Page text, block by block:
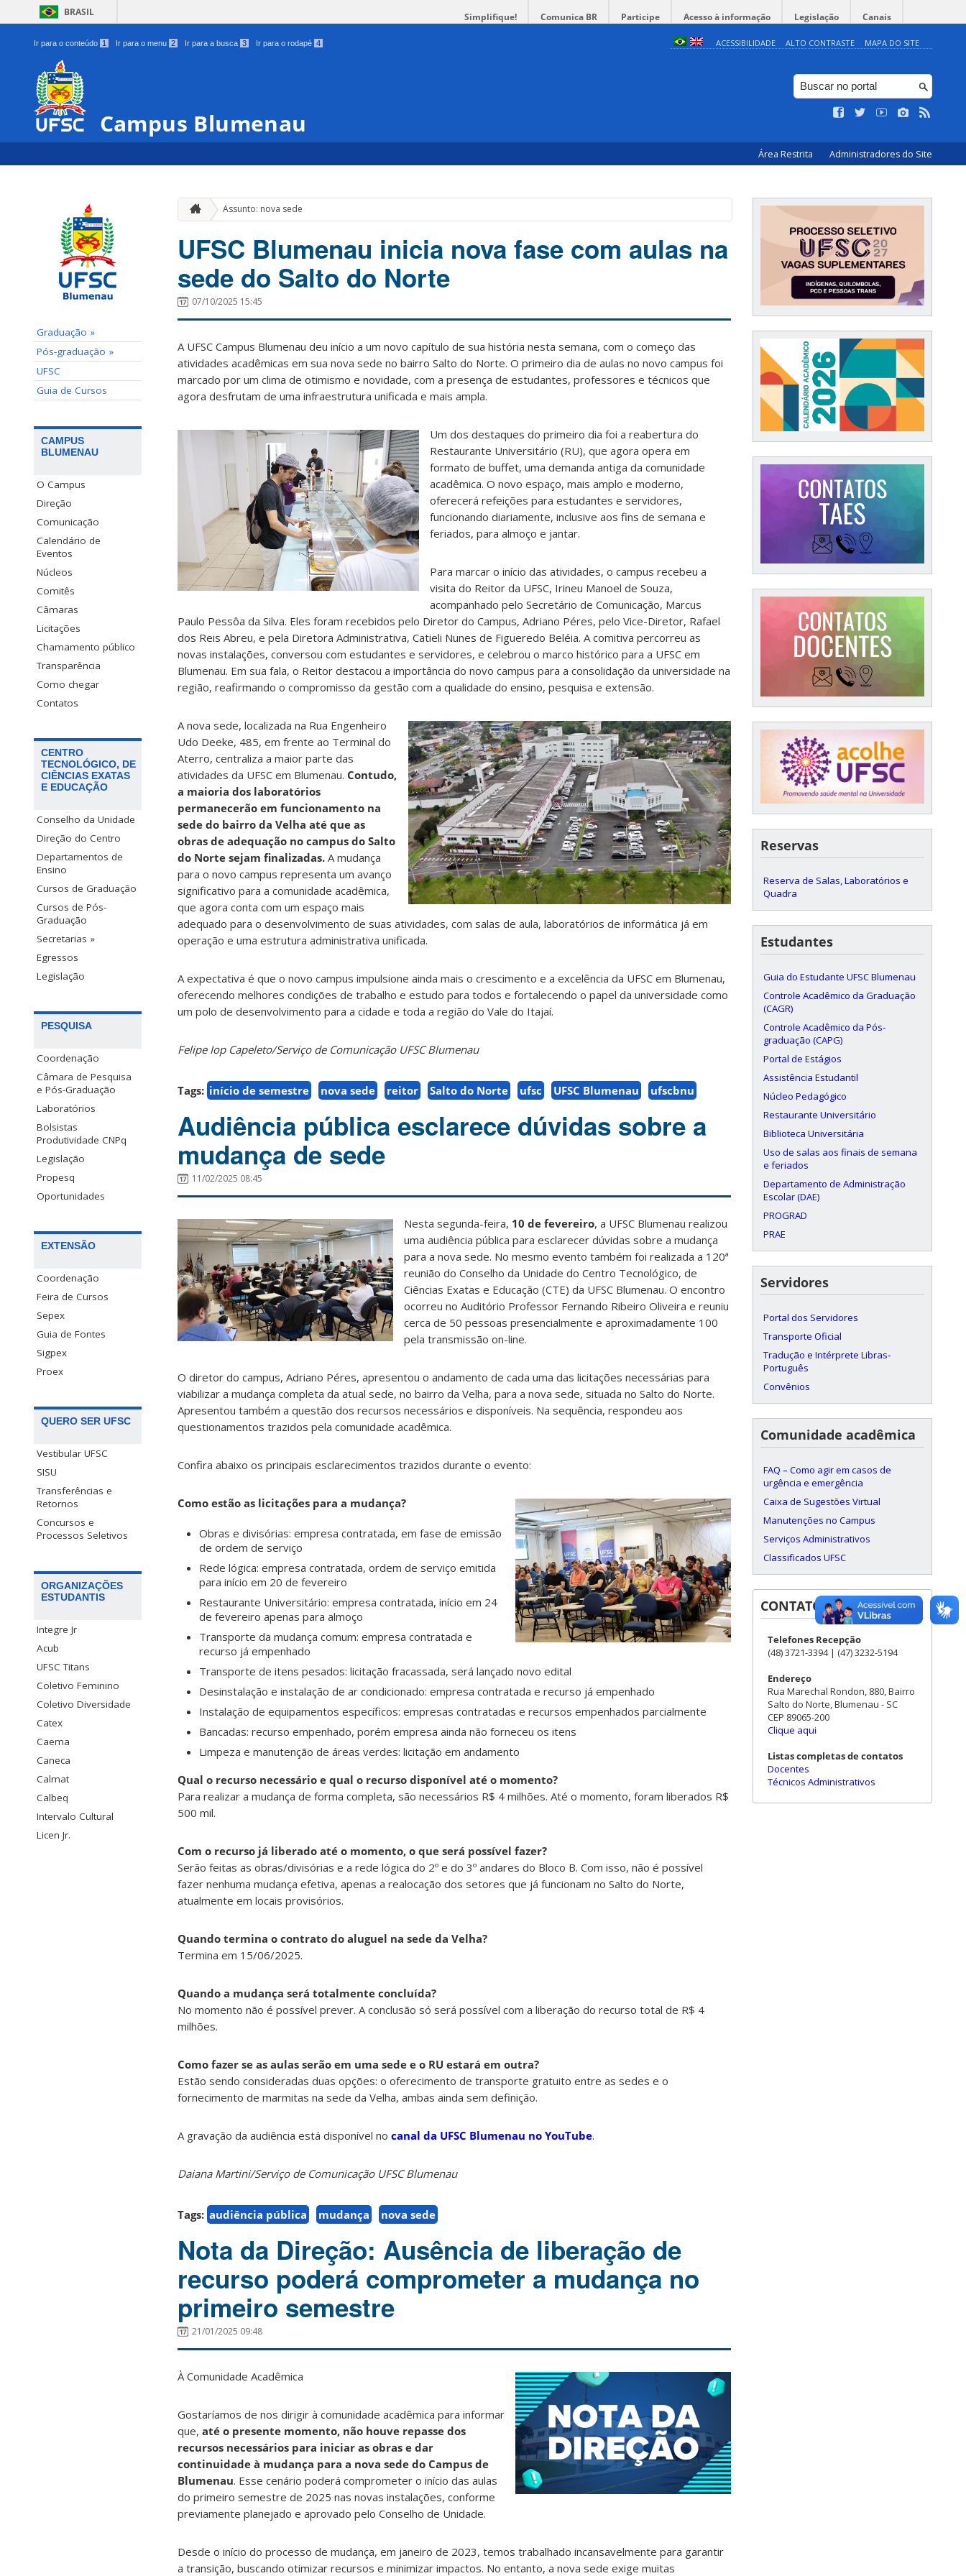
BRASIL Simplifique! Comunica BR Participe Acesso à informação Legislação Canais
Ir para o conteúdo 1 Ir para o menu 2 Ir para a busca 3 Ir para o rodapé 4 ACESSIBILIDADE ALTO CONTRASTE MAPA DO SITE
Campus Blumenau
Área Restrita Administradores do Site
Graduação »
Pós-graduação »
UFSC
Guia de Cursos
CAMPUS
BLUMENAU
O Campus
Direção
Comunicação
Calendário de
Eventos
Núcleos
Comitês
Câmaras
Licitações
Chamamento público
Transparência
Como chegar
Contatos
CENTRO
TECNOLÓGICO, DE
CIÊNCIAS EXATAS
E EDUCAÇÃO
Conselho da Unidade
Direção do Centro
Departamentos de
Ensino
Cursos de Graduação
Cursos de Pós-
Graduação
Secretarias »
Egressos
Legislação
PESQUISA
Coordenação
Câmara de Pesquisa
e Pós-Graduação
Laboratórios
Bolsistas
Produtividade CNPq
Legislação
Propesq
Oportunidades
EXTENSÃO
Coordenação
Feira de Cursos
Sepex
Guia de Fontes
Sigpex
Proex
QUERO SER UFSC
Vestibular UFSC
SISU
Transferências e
Retornos
Concursos e
Processos Seletivos
ORGANIZAÇÕES
ESTUDANTIS
Integre Jr
Acub
UFSC Titans
Coletivo Feminino
Coletivo Diversidade
Catex
Caema
Caneca
Calmat
Calbeq
Intervalo Cultural
Licen Jr.
Assunto: nova sede
UFSC Blumenau inicia nova fase com aulas na
sede do Salto do Norte
07/10/2025 15:45
A UFSC Campus Blumenau deu início a um novo capítulo de sua história nesta semana, com o começo das
atividades acadêmicas em sua nova sede no bairro Salto do Norte. O primeiro dia de aulas no novo campus foi
marcado por um clima de otimismo e novidade, com a presença de estudantes, professores e técnicos que
agora desfrutam de uma infraestrutura unificada e mais ampla.
Um dos destaques do primeiro dia foi a reabertura do
Restaurante Universitário (RU), que agora opera em
formato de buffet, uma demanda antiga da comunidade
acadêmica. O novo espaço, mais amplo e moderno,
oferecerá refeições para estudantes e servidores,
funcionando diariamente, inclusive aos fins de semana e
feriados, para almoço e jantar.
Para marcar o início das atividades, o campus recebeu a
visita do Reitor da UFSC, Irineu Manoel de Souza,
acompanhado pelo Secretário de Comunicação, Marcus
Paulo Pessôa da Silva. Eles foram recebidos pelo Diretor do Campus, Adriano Péres, pelo Vice-Diretor, Rafael
dos Reis Abreu, e pela Diretora Administrativa, Catieli Nunes de Figueredo Beléia. A comitiva percorreu as
novas instalações, conversou com estudantes e servidores, e celebrou o marco histórico para a UFSC em
Blumenau. Em sua fala, o Reitor destacou a importância do novo campus para a consolidação da universidade na
região, reafirmando o compromisso da gestão com a qualidade do ensino, pesquisa e extensão.
A nova sede, localizada na Rua Engenheiro
Udo Deeke, 485, em frente ao Terminal do
Aterro, centraliza a maior parte das
atividades da UFSC em Blumenau. Contudo,
a maioria dos laboratórios
permanecerão em funcionamento na
sede do bairro da Velha até que as
obras de adequação no campus do Salto
do Norte sejam finalizadas. A mudança
para o novo campus representa um avanço
significativo para a comunidade acadêmica,
que agora conta com um espaço mais
adequado para o desenvolvimento de suas atividades, com salas de aula, laboratórios de informática já em
operação e uma estrutura administrativa unificada.
A expectativa é que o novo campus impulsione ainda mais o crescimento e a excelência da UFSC em Blumenau,
oferecendo melhores condições de trabalho e estudo para todos e fortalecendo o papel da universidade como
um polo de desenvolvimento para a cidade e toda a região do Vale do Itajaí.
Felipe Iop Capeleto/Serviço de Comunicação UFSC Blumenau
Tags: início de semestre nova sede reitor Salto do Norte ufsc UFSC Blumenau ufscbnu
Audiência pública esclarece dúvidas sobre a
mudança de sede
11/02/2025 08:45
Nesta segunda-feira, 10 de fevereiro, a UFSC Blumenau realizou
uma audiência pública para esclarecer dúvidas sobre a mudança
para a nova sede. No mesmo evento também foi realizada a 120ª
reunião do Conselho da Unidade do Centro Tecnológico, de
Ciências Exatas e Educação (CTE) da UFSC Blumenau. O encontro
ocorreu no Auditório Professor Fernando Ribeiro Oliveira e reuniu
cerca de 50 pessoas presencialmente e aproximadamente 100
pela transmissão on-line.
O diretor do campus, Adriano Péres, apresentou o andamento de cada uma das licitações necessárias para
viabilizar a mudança completa da atual sede, no bairro da Velha, para a nova sede, situada no Salto do Norte.
Apresentou também a questão dos recursos necessários e disponíveis. Na sequência, respondeu aos
questionamentos trazidos pela comunidade acadêmica.
Confira abaixo os principais esclarecimentos trazidos durante o evento:
Como estão as licitações para a mudança?
Obras e divisórias: empresa contratada, em fase de emissão
de ordem de serviço
Rede lógica: empresa contratada, ordem de serviço emitida
para início em 20 de fevereiro
Restaurante Universitário: empresa contratada, início em 24
de fevereiro apenas para almoço
Transporte da mudança comum: empresa contratada e
recurso já empenhado
Transporte de itens pesados: licitação fracassada, será lançado novo edital
Desinstalação e instalação de ar condicionado: empresa contratada e recurso já empenhado
Instalação de equipamentos específicos: empresas contratadas e recursos empenhados parcialmente
Bancadas: recurso empenhado, porém empresa ainda não forneceu os itens
Limpeza e manutenção de áreas verdes: licitação em andamento
Qual o recurso necessário e qual o recurso disponível até o momento?
Para realizar a mudança de forma completa, são necessários R$ 4 milhões. Até o momento, foram liberados R$
500 mil.
Com o recurso já liberado até o momento, o que será possível fazer?
Serão feitas as obras/divisórias e a rede lógica do 2º e do 3º andares do Bloco B. Com isso, não é possível
fazer nenhuma mudança efetiva, apenas a realocação dos setores que já funcionam no Salto do Norte,
atualmente em locais provisórios.
Quando termina o contrato do aluguel na sede da Velha?
Termina em 15/06/2025.
Quando a mudança será totalmente concluída?
No momento não é possível prever. A conclusão só será possível com a liberação do recurso total de R$ 4
milhões.
Como fazer se as aulas serão em uma sede e o RU estará em outra?
Estão sendo consideradas duas opções: o oferecimento de transporte gratuito entre as sedes e o
fornecimento de marmitas na sede da Velha, ambas ainda sem definição.
A gravação da audiência está disponível no canal da UFSC Blumenau no YouTube.
Daiana Martini/Serviço de Comunicação UFSC Blumenau
Tags: audiência pública mudança nova sede
Nota da Direção: Ausência de liberação de
recurso poderá comprometer a mudança no
primeiro semestre
21/01/2025 09:48
À Comunidade Acadêmica
Gostaríamos de nos dirigir à comunidade acadêmica para informar
que, até o presente momento, não houve repasse dos
recursos necessários para iniciar as obras e dar
continuidade à mudança para a nova sede do Campus de
Blumenau. Esse cenário poderá comprometer o início das aulas
do primeiro semestre de 2025 nas novas instalações, conforme
previamente planejado e aprovado pelo Conselho de Unidade.
Desde o início do processo de mudança, em janeiro de 2023, temos trabalhado incansavelmente para garantir
a transição, buscando otimizar recursos e minimizar impactos. No entanto, a nova sede exige muitas
Reservas
Reserva de Salas, Laboratórios e
Quadra
Estudantes
Guia do Estudante UFSC Blumenau
Controle Acadêmico da Graduação
(CAGR)
Controle Acadêmico da Pós-
graduação (CAPG)
Portal de Estágios
Assistência Estudantil
Núcleo Pedagógico
Restaurante Universitário
Biblioteca Universitária
Uso de salas aos finais de semana
e feriados
Departamento de Administração
Escolar (DAE)
PROGRAD
PRAE
Servidores
Portal dos Servidores
Transporte Oficial
Tradução e Intérprete Libras-
Português
Convênios
Comunidade acadêmica
FAQ – Como agir em casos de
urgência e emergência
Caixa de Sugestões Virtual
Manutenções no Campus
Serviços Administrativos
Classificados UFSC
CONTATOS
Telefones Recepção
(48) 3721-3394 | (47) 3232-5194
Endereço
Rua Marechal Rondon, 880, Bairro
Salto do Norte, Blumenau - SC
CEP 89065-200
Clique aqui
Listas completas de contatos
Docentes
Técnicos Administrativos